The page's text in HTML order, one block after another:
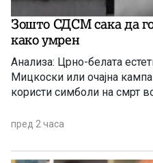
Зошто СДСМ сака да
како умрен
Анализа: Црно-белата
Мицкоски или очајна
користи симболи на смрт
пред 2 часа